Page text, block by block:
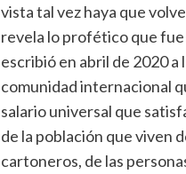
vista tal vez haya que
revela lo profético que fue
escribió en abril de 2020
comunidad internacional
salario universal que
de la población que viven
cartoneros, de las